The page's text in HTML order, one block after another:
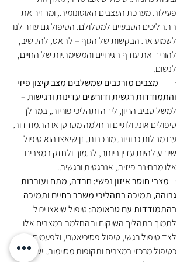
פעילות מערכת העצבים האוטונומית, ומחזיר את
התהליכים הטבעיים למסלולם. הטיפול גם עוזר לנו
לשמוע את הבקשות של הגוף – להאט, להקשיב,
להוריד את עודף הגירויים והמשימתיות של החיים,
לנשום.
· מצבים מורכבים שמשלבים מצב קיצון פיזי
והתמודדות רגשית ודורשים עדינות ורגישות –
למשל סביב הריון, לידה ותהליכי פוריות, במהלך
טיפולים אונקולוגיים והחלמה מסרטן או התמודדות
עם מחלות כרוניות מורכבות. זן שיאצו הוא טיפול
שיודע להיות עדין ביותר, לתמוך ולחזק במצבים
אלו מבחינה פיזית, אנרגטית ורגשית.
· מצבי חוסר איזון נפשי: חרדה, מתח ועוררות
גבוהה, תמיכה בתהליכי משבר בחיים ותמיכה
בהתמודדות עם טראומה: טיפול שיאצו יכול
לתמוך בתהליך השיקום וההחלמה במצבים אלו
לצד טיפול רגשי, טיפול פסיכיאטרי, ולפעמים גם
כטיפול מרכזי במצבים ותקופות מסוימות. ישנם